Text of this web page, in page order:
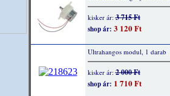
kisker ár:3 715 Ft
shop ár: 3 120 Ft
Ultrahangos modul, 1 darab
kisker ár:2 000 Ft
shop ár: 1 710 Ft